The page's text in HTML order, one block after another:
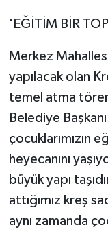
'EĞİTİM BİR
Merkez
yapılacak olan
temel atma
Belediye
çocuklarımızın
heyecanını
büyük yapı
attığımız kreş
aynı zamanda